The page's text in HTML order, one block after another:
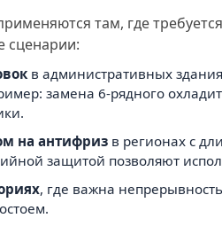
там, где
сценарии:
в административных
замена 6-рядного
на антифриз в регионах с
защитой позволяют
, где важна